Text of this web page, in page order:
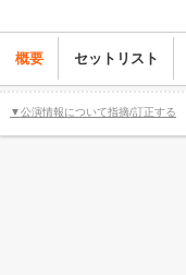
概要 セットリスト
▼公演情報について指摘/訂正する